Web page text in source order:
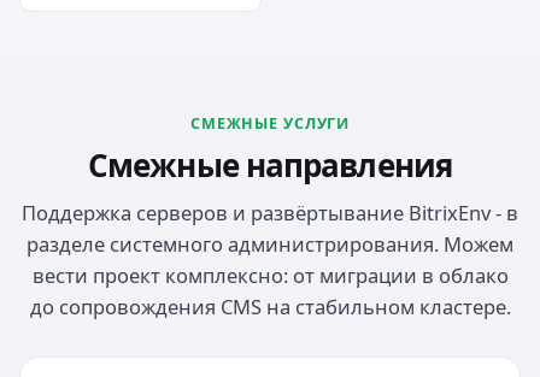
СМЕЖНЫЕ УСЛУГИ
Смежные направления
Поддержка серверов и развёртывание BitrixEnv - в
разделе системного администрирования. Можем
вести проект комплексно: от миграции в облако
до сопровождения CMS на стабильном кластере.